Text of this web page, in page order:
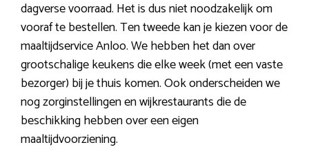
dagverse voorraad. Het is dus niet noodzakelijk om
vooraf te bestellen. Ten tweede kan je kiezen voor de
maaltijdservice Anloo. We hebben het dan over
grootschalige keukens die elke week (met een vaste
bezorger) bij je thuis komen. Ook onderscheiden we
nog zorginstellingen en wijkrestaurants die de
beschikking hebben over een eigen
maaltijdvoorziening.